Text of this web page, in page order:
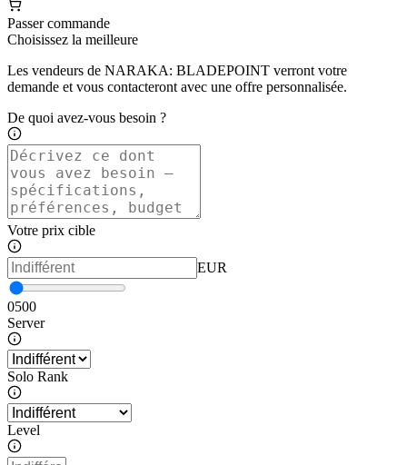
Passer commande
Choisissez la meilleure
Les vendeurs de NARAKA: BLADEPOINT verront votre
demande et vous contacteront avec une offre personnalisée.
De quoi avez-vous besoin ?
Votre prix cible
EUR
0500
Server
Solo Rank
Level